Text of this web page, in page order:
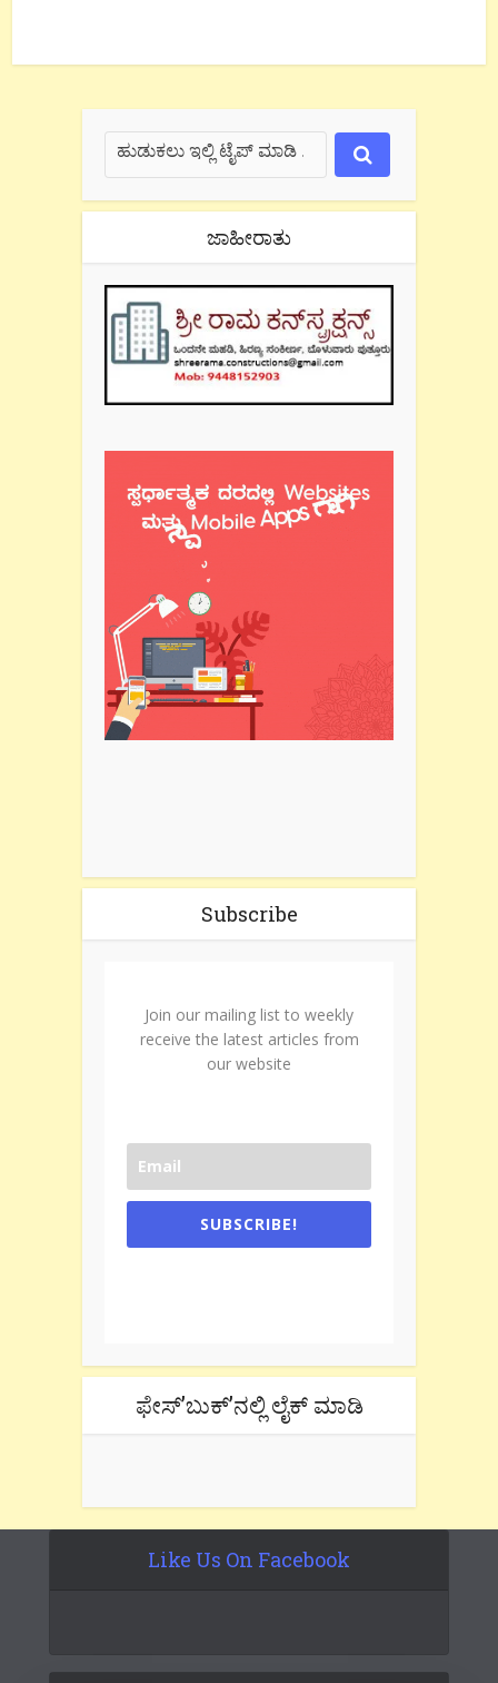
ಜಾಹೀರಾತು
Subscribe
Join our mailing list to weekly
receive the latest articles from
our website
SUBSCRIBE!
ಫೇಸ್’ಬುಕ್’ನಲ್ಲಿ ಲೈಕ್ ಮಾಡಿ
Like Us On Facebook